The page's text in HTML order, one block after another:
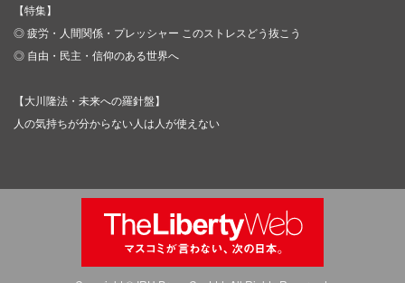
【特集】
◎ 疲労・人間関係・プレッシャー このストレスどう抜こう
◎ 自由・民主・信仰のある世界へ
【大川隆法・未来への羅針盤】
人の気持ちが分からない人は人が使えない